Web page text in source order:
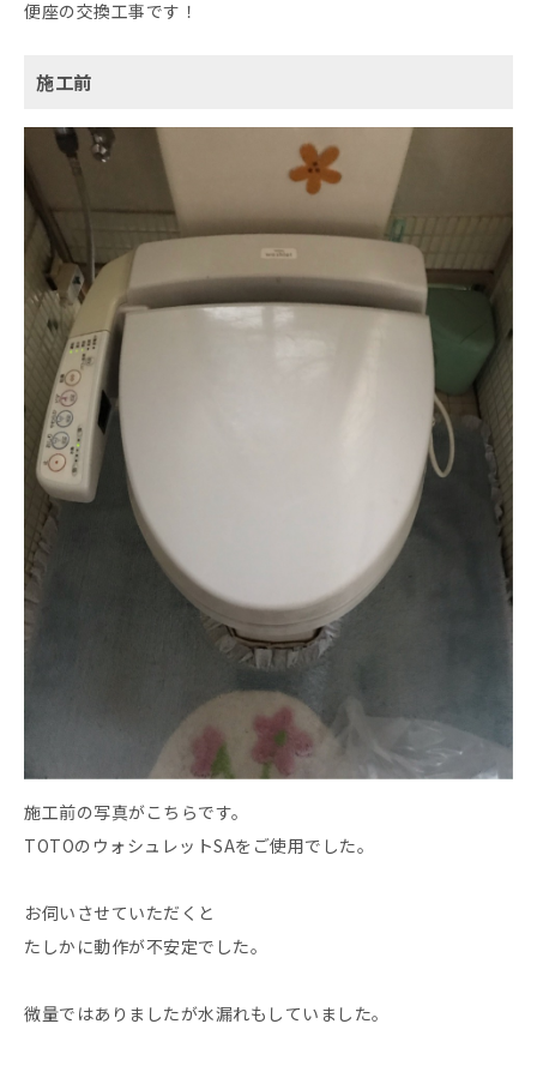
便座の交換工事です！
施工前
施工前の写真がこちらです。
TOTOのウォシュレットSAをご使用でした。
お伺いさせていただくと
たしかに動作が不安定でした。
微量ではありましたが水漏れもしていました。